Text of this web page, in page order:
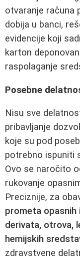
otvaranje računa
dobija u banci,
evidencije koji
karton
raspolaganje
Posebne
Nisu sve
pribavljanje
koje su pod
potrebno ispuniti
Ovo se naročito
rukovanje
Preciznije, za
prometa
derivata, otrova,
hemijskih
zdravstvene